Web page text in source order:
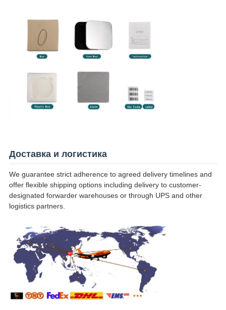
Доставка и логистика
We guarantee strict adherence to agreed delivery timelines and
offer flexible shipping options including delivery to customer-
designated forwarder warehouses or through UPS and other
logistics partners.